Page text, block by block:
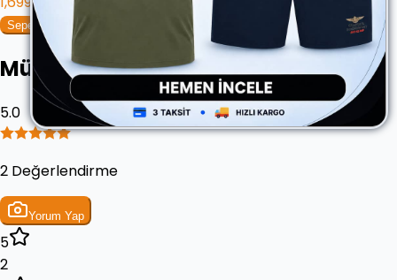
Sepete Ekle
Müşteri Yorumları
5.0
2 Değerlendirme
Yorum Yap
5
2